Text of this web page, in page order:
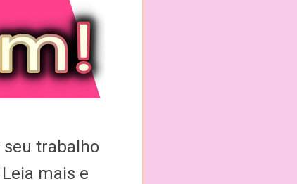
trabalho
mais e